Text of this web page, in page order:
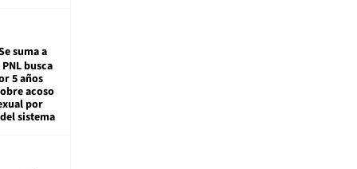
suma a
busca
5 años
acoso
por
sistema